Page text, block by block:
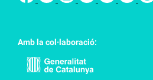
Amb la col·laboració: